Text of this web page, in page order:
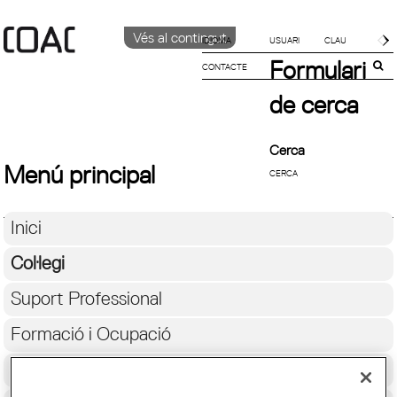
Vés al contingut
IDIOMA
CATALÀ
CONTACTE
Formulari
de cerca
Cerca
Menú principal
Inici
Col·legi
Suport Professional
Formació i Ocupació